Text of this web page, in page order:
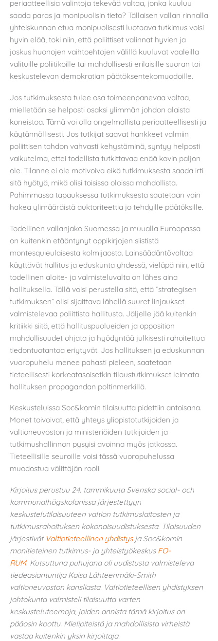
periaatteellisia valintoja tekevää valtaa, jonka kuuluu
saada paras ja monipuolisin tieto? Tällaisen vallan rinnalla
yhteiskunnan etua monipuolisesti luotaava tutkimus voisi
hyvin elää, toki niin, että poliittiset valinnat hyvien ja
joskus huonojen vaihtoehtojen välillä kuuluvat vaaleilla
valituille poliitikoille tai mahdollisesti erilaisille suoran tai
keskustelevan demokratian päätöksentekomuodoille.
Jos tutkimuksesta tulee osa toimeenpanevaa valtaa,
mielletään se helposti osaksi ylimmän johdon alaista
koneistoa. Tämä voi olla ongelmallista periaatteellisesti ja
käytännöllisesti. Jos tutkijat saavat hankkeet valmiin
poliittisen tahdon vahvasti kehystäminä, syntyy helposti
vaikutelma, ettei todellista tutkittavaa enää kovin paljon
ole. Tilanne ei ole motivoiva eikä tutkimuksesta saada irti
sitä hyötyä, mikä olisi toisissa oloissa mahdollista.
Pahimmassa tapauksessa tutkimuksesta saatetaan vain
hakea ylimääräistä auktoriteettia jo tehdyille päätöksille.
Todellinen vallanjako Suomessa ja muualla Euroopassa
on kuitenkin etääntynyt oppikirjojen siististä
montesquieulaisesta kolmijaosta. Lainsäädäntövaltaa
käyttävät hallitus ja eduskunta yhdessä, vieläpä niin, että
todellinen aloite- ja valmisteluvalta on lähes aina
hallituksella. Tällä voisi perustella sitä, että ”strategisen
tutkimuksen” olisi sijaittava lähellä suuret linjaukset
valmistelevaa poliittista hallitusta. Jäljelle jää kuitenkin
kritiikki siitä, että hallituspuolueiden ja opposition
mahdollisuudet ohjata ja hyödyntää julkisesti rahoitettua
tiedontuotantoa eriytyvät. Jos hallituksen ja eduskunnan
vuoropuhelu menee pahasti pieleen, saatetaan
tieteellisesti korkeatasoisetkin tilaustutkimukset leimata
hallituksen propagandan poltinmerkillä.
Keskusteluissa Soc&komin tilaisuutta pidettiin antoisana.
Monet toivoivat, että yhteys yliopistotutkijoiden ja
valtioneuvoston ja ministeriöiden tutkijoiden ja
tutkimushallinnon pysyisi avoinna myös jatkossa.
Tieteellisille seuroille voisi tässä vuoropuhelussa
muodostua välittäjän rooli.
Kirjoitus perustuu 24. tammikuuta Svenska social- och
kommunalhögskolanissa järjestettyyn
keskustelutilaisuuteen valtion tutkimuslaitosten ja
tutkimusrahoituksen kokonaisuudistuksesta. Tilaisuuden
järjestivät Valtiotieteellinen yhdistys ja Soc&komin
monitieteinen tutkimus- ja yhteistyökeskus FO-
RUM. Kutsuttuna puhujana oli uudistusta valmisteleva
tiedeasiantuntija Kaisa Lähteenmäki-Smith
valtioneuvoston kansliasta. Valtiotieteellisen yhdistyksen
johtokunta valmisteli tilaisuutta varten
keskusteluteemoja, joiden annista tämä kirjoitus on
pääosin koottu. Mielipiteistä ja mahdollisista virheistä
vastaa kuitenkin yksin kirjoittaja.